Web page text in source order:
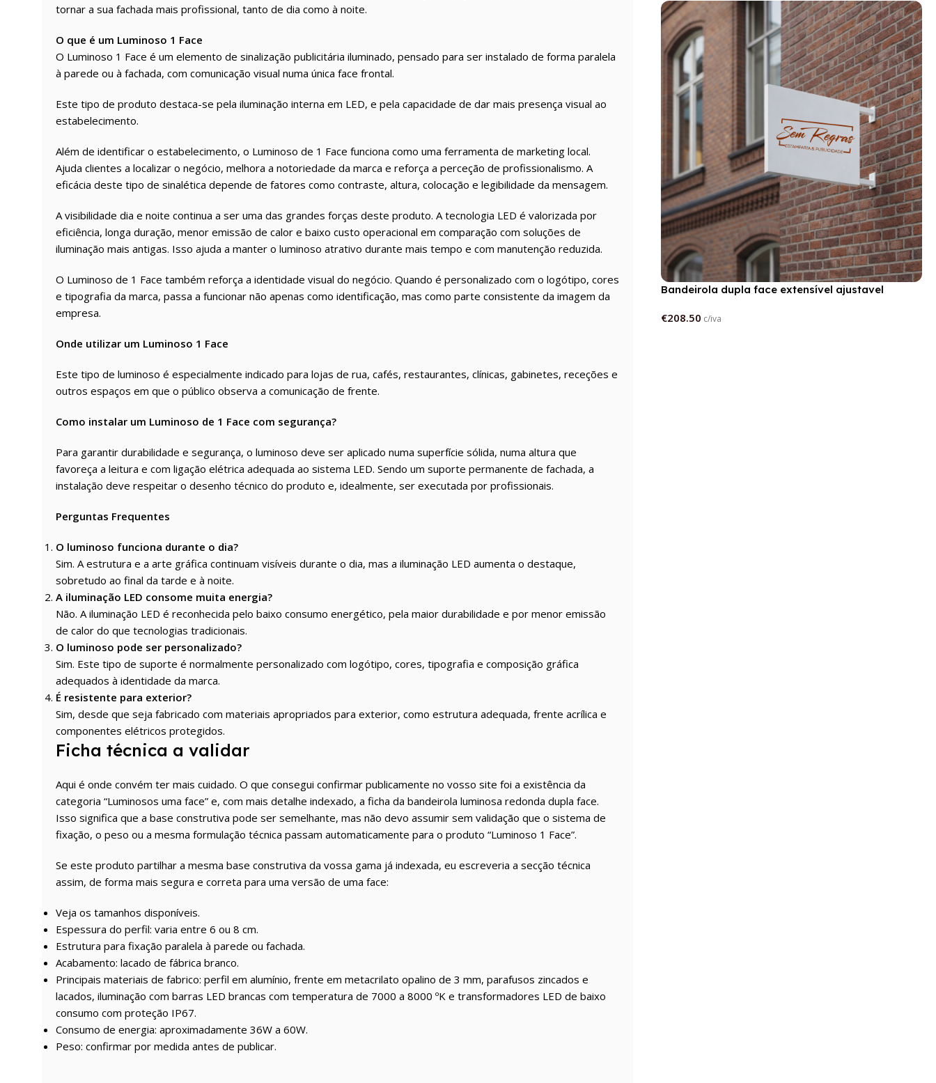
tornar a sua fachada mais profissional, tanto de dia como à noite.
O que é um Luminoso 1 Face
O Luminoso 1 Face é um elemento de sinalização publicitária iluminado, pensado para ser instalado de forma paralela
à parede ou à fachada, com comunicação visual numa única face frontal.
Este tipo de produto destaca-se pela iluminação interna em LED, e pela capacidade de dar mais presença visual ao
estabelecimento.
Além de identificar o estabelecimento, o Luminoso de 1 Face funciona como uma ferramenta de marketing local.
Ajuda clientes a localizar o negócio, melhora a notoriedade da marca e reforça a perceção de profissionalismo. A
eficácia deste tipo de sinalética depende de fatores como contraste, altura, colocação e legibilidade da mensagem.
A visibilidade dia e noite continua a ser uma das grandes forças deste produto. A tecnologia LED é valorizada por
eficiência, longa duração, menor emissão de calor e baixo custo operacional em comparação com soluções de
iluminação mais antigas. Isso ajuda a manter o luminoso atrativo durante mais tempo e com manutenção reduzida.
O Luminoso de 1 Face também reforça a identidade visual do negócio. Quando é personalizado com o logótipo, cores
e tipografia da marca, passa a funcionar não apenas como identificação, mas como parte consistente da imagem da
empresa.
Onde utilizar um Luminoso 1 Face
Este tipo de luminoso é especialmente indicado para lojas de rua, cafés, restaurantes, clínicas, gabinetes, receções e
outros espaços em que o público observa a comunicação de frente.
Como instalar um Luminoso de 1 Face com segurança?
Para garantir durabilidade e segurança, o luminoso deve ser aplicado numa superfície sólida, numa altura que
favoreça a leitura e com ligação elétrica adequada ao sistema LED. Sendo um suporte permanente de fachada, a
instalação deve respeitar o desenho técnico do produto e, idealmente, ser executada por profissionais.
Perguntas Frequentes
O luminoso funciona durante o dia?
Sim. A estrutura e a arte gráfica continuam visíveis durante o dia, mas a iluminação LED aumenta o destaque,
sobretudo ao final da tarde e à noite.
A iluminação LED consome muita energia?
Não. A iluminação LED é reconhecida pelo baixo consumo energético, pela maior durabilidade e por menor emissão
de calor do que tecnologias tradicionais.
O luminoso pode ser personalizado?
Sim. Este tipo de suporte é normalmente personalizado com logótipo, cores, tipografia e composição gráfica
adequados à identidade da marca.
É resistente para exterior?
Sim, desde que seja fabricado com materiais apropriados para exterior, como estrutura adequada, frente acrílica e
componentes elétricos protegidos.
Ficha técnica a validar
Aqui é onde convém ter mais cuidado. O que consegui confirmar publicamente no vosso site foi a existência da
categoria “Luminosos uma face” e, com mais detalhe indexado, a ficha da bandeirola luminosa redonda dupla face.
Isso significa que a base construtiva pode ser semelhante, mas não devo assumir sem validação que o sistema de
fixação, o peso ou a mesma formulação técnica passam automaticamente para o produto “Luminoso 1 Face”.
Se este produto partilhar a mesma base construtiva da vossa gama já indexada, eu escreveria a secção técnica
assim, de forma mais segura e correta para uma versão de uma face:
Veja os tamanhos disponíveis.
Espessura do perfil: varia entre 6 ou 8 cm.
Estrutura para fixação paralela à parede ou fachada.
Acabamento: lacado de fábrica branco.
Principais materiais de fabrico: perfil em alumínio, frente em metacrilato opalino de 3 mm, parafusos zincados e
lacados, iluminação com barras LED brancas com temperatura de 7000 a 8000 ºK e transformadores LED de baixo
consumo com proteção IP67.
Consumo de energia: aproximadamente 36W a 60W.
Peso: confirmar por medida antes de publicar.
Bandeirola dupla face extensível ajustavel
€208.50 c/iva